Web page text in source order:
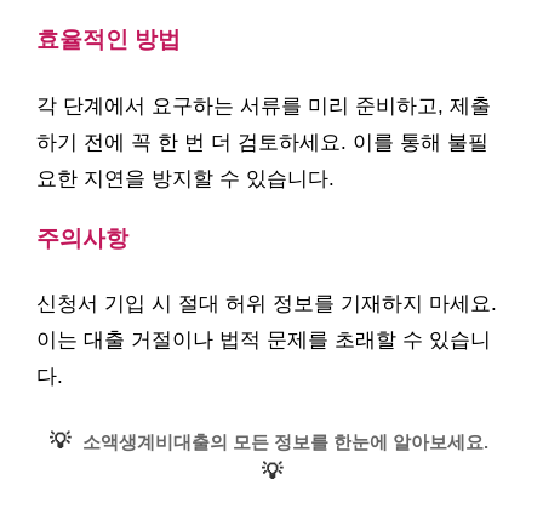
효율적인 방법
각 단계에서 요구하는 서류를 미리 준비하고, 제출
하기 전에 꼭 한 번 더 검토하세요. 이를 통해 불필
요한 지연을 방지할 수 있습니다.
주의사항
신청서 기입 시 절대 허위 정보를 기재하지 마세요.
이는 대출 거절이나 법적 문제를 초래할 수 있습니
다.
💡 소액생계비대출의 모든 정보를 한눈에 알아보세요.
💡